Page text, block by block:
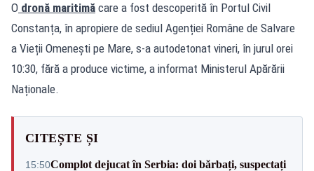
O dronă maritimă care a fost descoperită în Portul Civil
Constanța, în apropiere de sediul Agenției Române de Salvare
a Vieții Omenești pe Mare, s-a autodetonat vineri, în jurul orei
10:30, fără a produce victime, a informat Ministerul Apărării
Naționale.
CITEȘTE ȘI
15:50Complot dejucat în Serbia: doi bărbați, suspectați